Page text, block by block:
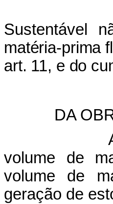
Sustentável
matéria-prima
art. 11, e do
DA
volume de
volume de
geração de